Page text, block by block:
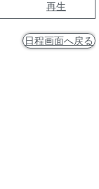
再生
日程画面へ戻る